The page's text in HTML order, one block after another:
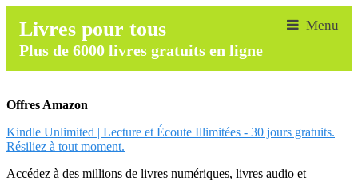
Livres pour tous
Plus de 6000 livres gratuits en ligne
Offres Amazon
Kindle Unlimited | Lecture et Écoute Illimitées - 30 jours gratuits.
Résiliez à tout moment.
Accédez à des millions de livres numériques, livres audio et